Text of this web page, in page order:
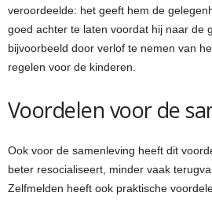
veroordeelde: het geeft hem de
goed achter te laten voordat hij naar de
bijvoorbeeld door verlof te nemen van
regelen voor de kinderen.
Voordelen voor de
Ook voor de samenleving heeft dit
beter resocialiseert, minder vaak
Zelfmelden heeft ook praktische